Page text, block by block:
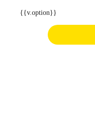
{{v.option}}